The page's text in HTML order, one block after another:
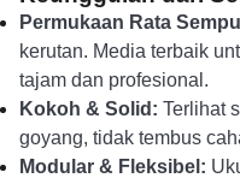
Permukaan Rata
kerutan. Media terbaik
tajam dan profesional.
Kokoh & Solid: Terlihat
goyang, tidak tembus
Modular & Fleksibel: